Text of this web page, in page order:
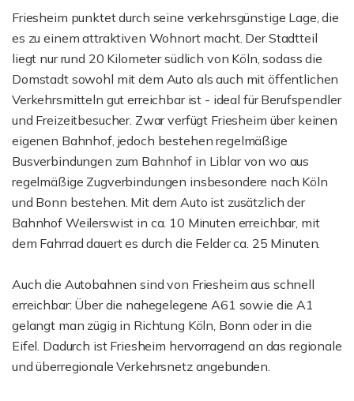
Friesheim punktet durch seine verkehrsgünstige Lage, die
es zu einem attraktiven Wohnort macht. Der Stadtteil
liegt nur rund 20 Kilometer südlich von Köln, sodass die
Domstadt sowohl mit dem Auto als auch mit öffentlichen
Verkehrsmitteln gut erreichbar ist - ideal für Berufspendler
und Freizeitbesucher. Zwar verfügt Friesheim über keinen
eigenen Bahnhof, jedoch bestehen regelmäßige
Busverbindungen zum Bahnhof in Liblar von wo aus
regelmäßige Zugverbindungen insbesondere nach Köln
und Bonn bestehen. Mit dem Auto ist zusätzlich der
Bahnhof Weilerswist in ca. 10 Minuten erreichbar, mit
dem Fahrrad dauert es durch die Felder ca. 25 Minuten.
Auch die Autobahnen sind von Friesheim aus schnell
erreichbar: Über die nahegelegene A61 sowie die A1
gelangt man zügig in Richtung Köln, Bonn oder in die
Eifel. Dadurch ist Friesheim hervorragend an das regionale
und überregionale Verkehrsnetz angebunden.